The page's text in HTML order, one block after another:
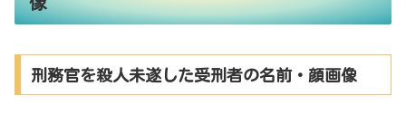
刑務官を殺人未遂した受刑者の名前・顔画像